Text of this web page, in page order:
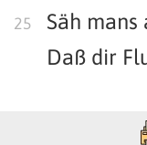
Säh
Daß dir